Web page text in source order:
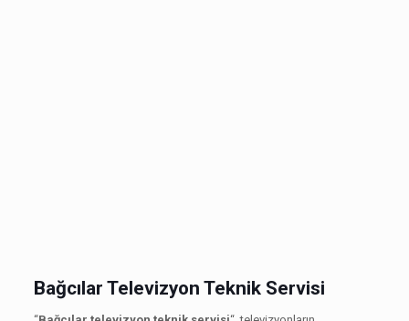
Bağcılar Televizyon Teknik Servisi